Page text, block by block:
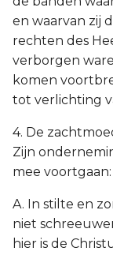
en waarvan zij
rechten des
verborgen
komen
tot verlichting
4. De
Zijn
mee voortgaan:
A. In stilte en
niet
hier is de